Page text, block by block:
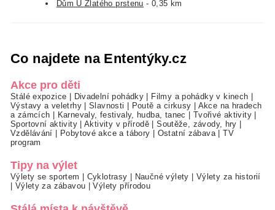
Dům U Zlatého prstenu - 0,35 km
Co najdete na Ententýky.cz
Akce pro děti
Stálé expozice Divadelní pohádky Filmy a pohádky v kinech
Výstavy a veletrhy|Slavnosti Poutě a cirkusy
Akce na hradech
a zámcích
Karnevaly, festivaly, hudba, tanec Tvořivé aktivity
Sportovní aktivity|Aktivity v přírodě |Soutěže, závody, hry
Vzdělávání
Pobytové akce a tábory Ostatní zábava |TV
program
Tipy na výlet
Výlety se sportem Cyklotrasy Naučné výlety
Výlety za historií
Výlety za zábavou |Výlety přírodou